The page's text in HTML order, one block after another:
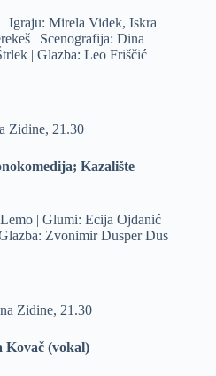
Igraju: Mirela Videk, Iskra
| Scenografija: Dina
| Glazba: Leo Friščić
Zidine, 21.30
Kazalište
| Glumi: Ecija Ojdanić |
Zvonimir Dusper Dus
Zidine, 21.30
Kovač (vokal)